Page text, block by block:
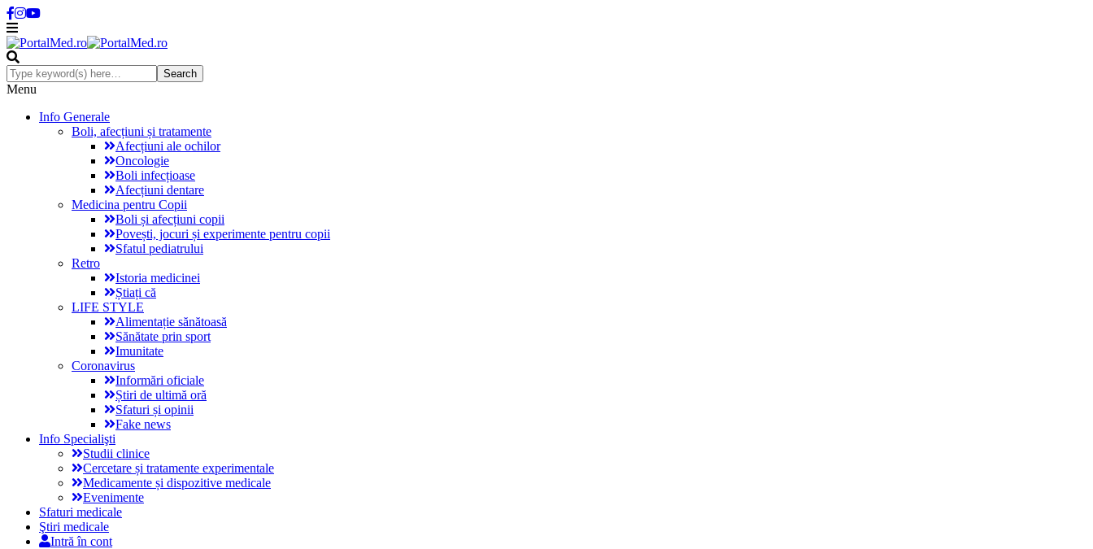
Menu
Info Generale
Boli, afecțiuni și tratamente
Afecțiuni ale ochilor
Oncologie
Boli infecțioase
Afecțiuni dentare
Medicina pentru Copii
Boli și afecțiuni copii
Povești, jocuri și experimente pentru copii
Sfatul pediatrului
Retro
Istoria medicinei
Știați că
LIFE STYLE
Alimentație sănătoasă
Sănătate prin sport
Imunitate
Coronavirus
Informări oficiale
Știri de ultimă oră
Sfaturi și opinii
Fake news
Info Specialişti
Studii clinice
Cercetare și tratamente experimentale
Medicamente și dispozitive medicale
Evenimente
Sfaturi medicale
Ştiri medicale
Intră în cont